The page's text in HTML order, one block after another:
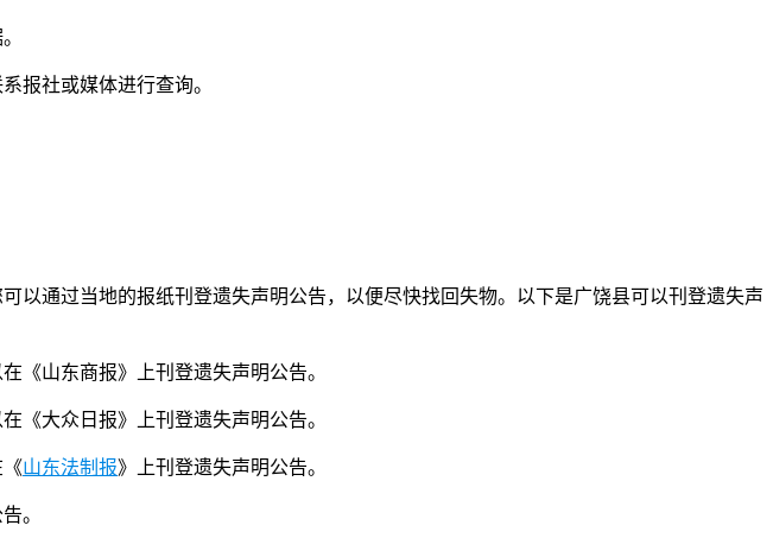
报社或媒体进行查询。
以通过当地的报纸刊登遗失声明公告，以便尽快找回失物。以下是广饶县可以刊登遗失声
《山东商报》上刊登遗失声明公告。
《大众日报》上刊登遗失声明公告。
山东法制报》上刊登遗失声明公告。
。